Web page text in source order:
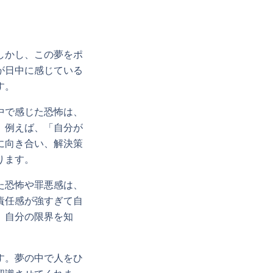
かし、この夢をポ
日中に感じている
感じた恐怖は、
例えば、「自分が
向き合い、解決策
す。
怖や罪悪感は、
任感が強すぎて自
自分の限界を知
。夢の中で人をひ